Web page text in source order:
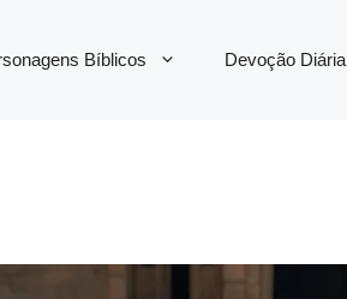
Bíblicos Devoção Diária